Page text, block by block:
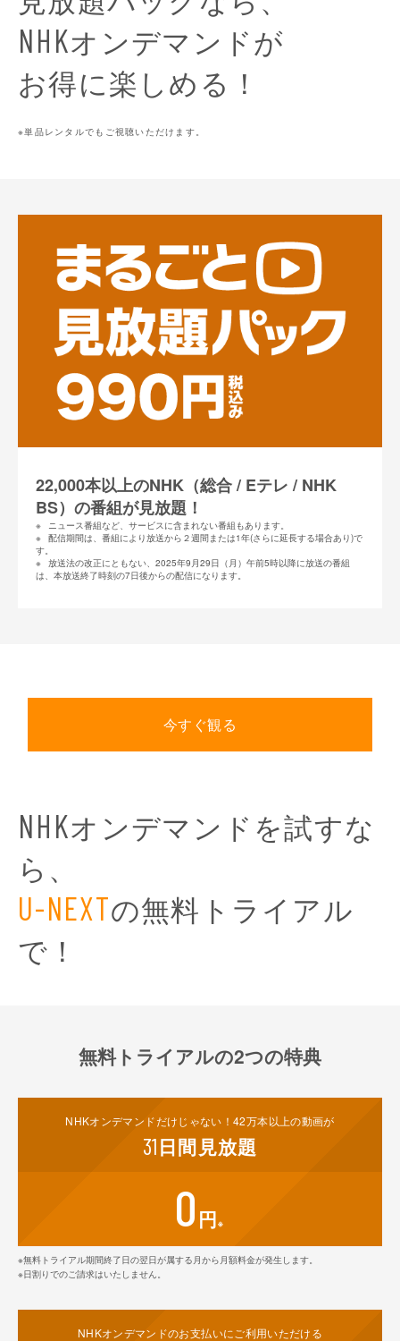
NHKオンデマンドが
お得に楽しめる！
※単品レンタルでもご視聴いただけます。
22,000本以上のNHK（総合 / Eテレ / NHK
BS）の番組が見放題！
ニュース番組など、サービスに含まれない番組もあります。
配信期間は、番組により放送から２週間または1年(さらに延長する場合あり)で
す。
放送法の改正にともない、2025年9月29日（月）午前5時以降に放送の番組
は、本放送終了時刻の7日後からの配信になります。
今すぐ観る
NHKオンデマンドを試すな
ら、
U-NEXTの無料トライアル
で！
無料トライアルの2つの特典
NHKオンデマンドだけじゃない！42万本以上の動画が
31日間 見放題
0 円※
※無料トライアル期間終了日の翌日が属する月から月額料金が発生します。
※日割りでのご請求はいたしません。
NHKオンデマンドのお支払いにご利用いただける